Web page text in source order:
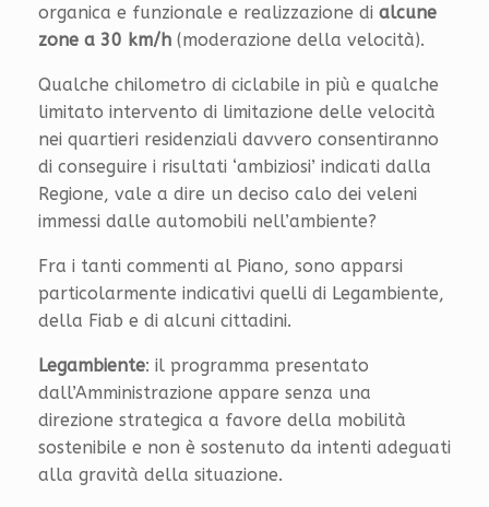
organica e funzionale e realizzazione di alcune
zone a 30 km/h (moderazione della velocità).
Qualche chilometro di ciclabile in più e qualche
limitato intervento di limitazione delle velocità
nei quartieri residenziali davvero consentiranno
di conseguire i risultati ‘ambiziosi’ indicati dalla
Regione, vale a dire un deciso calo dei veleni
immessi dalle automobili nell’ambiente?
Fra i tanti commenti al Piano, sono apparsi
particolarmente indicativi quelli di Legambiente,
della Fiab e di alcuni cittadini.
Legambiente: il programma presentato
dall’Amministrazione appare senza una
direzione strategica a favore della mobilità
sostenibile e non è sostenuto da intenti adeguati
alla gravità della situazione.